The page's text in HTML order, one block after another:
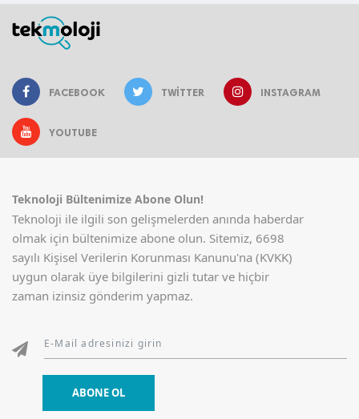
FACEBOOK TWITTER INSTAGRAM
YOUTUBE
Teknoloji Bültenimize Abone Olun!
Teknoloji ile ilgili son gelişmelerden anında haberdar
olmak için bültenimize abone olun. Sitemiz, 6698
sayılı Kişisel Verilerin Korunması Kanunu'na (KVKK)
uygun olarak üye bilgilerini gizli tutar ve hiçbir
zaman izinsiz gönderim yapmaz.
ABONE OL